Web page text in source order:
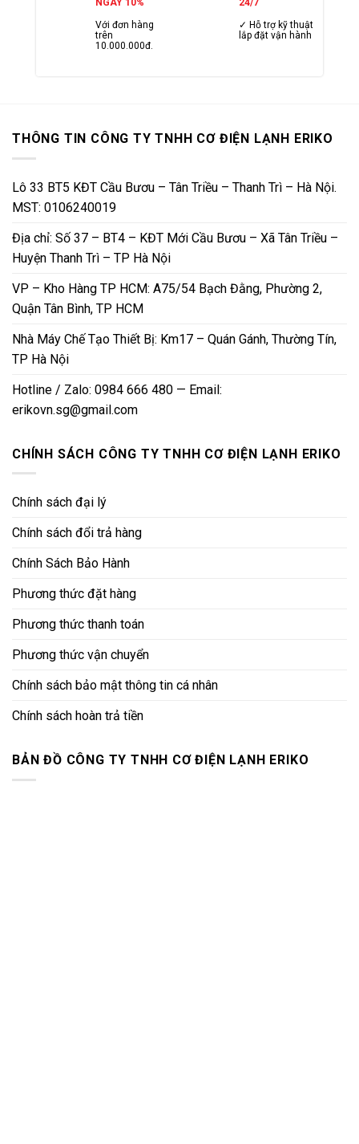
Với đơn hàng
trên
10.000.000đ.
✓ Hỗ trợ kỹ thuật
lắp đặt vận hành
THÔNG TIN CÔNG TY TNHH CƠ ĐIỆN LẠNH ERIKO
Lô 33 BT5 KĐT Cầu Bươu – Tân Triều – Thanh Trì – Hà Nội.
MST: 0106240019
Địa chỉ: Số 37 – BT4 – KĐT Mới Cầu Bươu – Xã Tân Triều –
Huyện Thanh Trì – TP Hà Nội
VP – Kho Hàng TP HCM: A75/54 Bạch Đằng, Phường 2,
Quận Tân Bình, TP HCM
Nhà Máy Chế Tạo Thiết Bị: Km17 – Quán Gánh, Thường Tín,
TP Hà Nội
Hotline / Zalo: 0984 666 480 — Email:
erikovn.sg@gmail.com
CHÍNH SÁCH CÔNG TY TNHH CƠ ĐIỆN LẠNH ERIKO
Chính sách đại lý
Chính sách đổi trả hàng
Chính Sách Bảo Hành
Phương thức đặt hàng
Phương thức thanh toán
Phương thức vận chuyển
Chính sách bảo mật thông tin cá nhân
Chính sách hoàn trả tiền
BẢN ĐỒ CÔNG TY TNHH CƠ ĐIỆN LẠNH ERIKO